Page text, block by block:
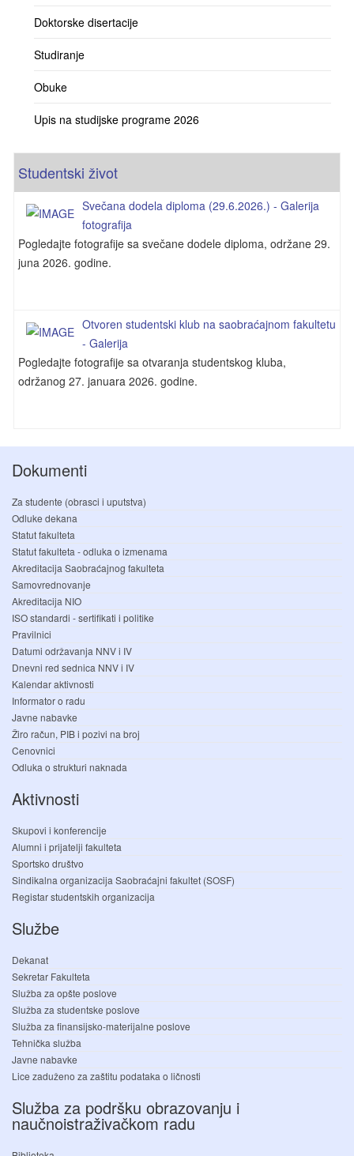
Doktorske disertacije
Studiranje
Obuke
Upis na studijske programe 2026
Studentski život
Svečana dodela diploma (29.6.2026.) - Galerija
fotografija
Pogledajte fotografije sa svečane dodele diploma, održane 29.
juna 2026. godine.
Otvoren studentski klub na saobraćajnom fakultetu
- Galerija
Pogledajte fotografije sa otvaranja studentskog kluba,
održanog 27. januara 2026. godine.
Dokumenti
Za studente (obrasci i uputstva)
Odluke dekana
Statut fakulteta
Statut fakulteta - odluka o izmenama
Akreditacija Saobraćajnog fakulteta
Samovrednovanje
Akreditacija NIO
ISO standardi - sertifikati i politike
Pravilnici
Datumi održavanja NNV i IV
Dnevni red sednica NNV i IV
Kalendar aktivnosti
Informator o radu
Javne nabavke
Žiro račun, PIB i pozivi na broj
Cenovnici
Odluka o strukturi naknada
Aktivnosti
Skupovi i konferencije
Alumni i prijatelji fakulteta
Sportsko društvo
Sindikalna organizacija Saobraćajni fakultet (SOSF)
Registar studentskih organizacija
Službe
Dekanat
Sekretar Fakulteta
Služba za opšte poslove
Služba za studentske poslove
Služba za finansijsko-materijalne poslove
Tehnička služba
Javne nabavke
Lice zaduženo za zaštitu podataka o ličnosti
Služba za podršku obrazovanju i
naučnoistraživačkom radu